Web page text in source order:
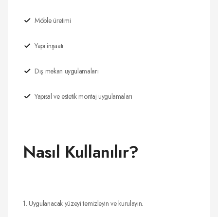
Möble üretimi
Yapı inşaatı
Dış mekan uygulamaları
Yapısal ve estetik montaj uygulamaları
Nasıl Kullanılır?
1. Uygulanacak yüzeyi temizleyin ve kurulayın.